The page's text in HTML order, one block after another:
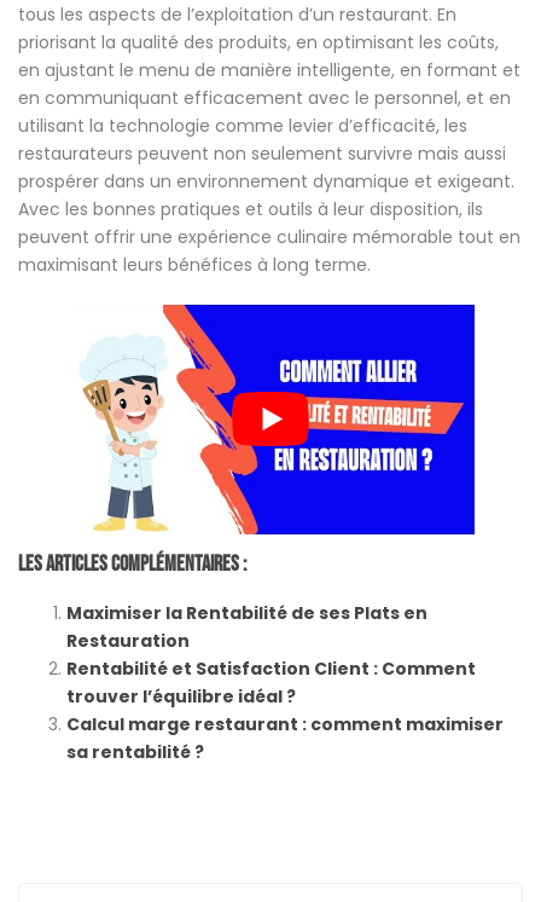
tous les aspects de l’exploitation d’un restaurant. En
priorisant la qualité des produits, en optimisant les coûts,
en ajustant le menu de manière intelligente, en formant et
en communiquant efficacement avec le personnel, et en
utilisant la technologie comme levier d’efficacité, les
restaurateurs peuvent non seulement survivre mais aussi
prospérer dans un environnement dynamique et exigeant.
Avec les bonnes pratiques et outils à leur disposition, ils
peuvent offrir une expérience culinaire mémorable tout en
maximisant leurs bénéfices à long terme.
Les Articles Complémentaires :
Maximiser la Rentabilité de ses Plats en
Restauration
Rentabilité et Satisfaction Client : Comment
trouver l’équilibre idéal ?
Calcul marge restaurant : comment maximiser
sa rentabilité ?